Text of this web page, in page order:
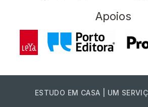
Apoios
ESTUDO EM CASA | UM